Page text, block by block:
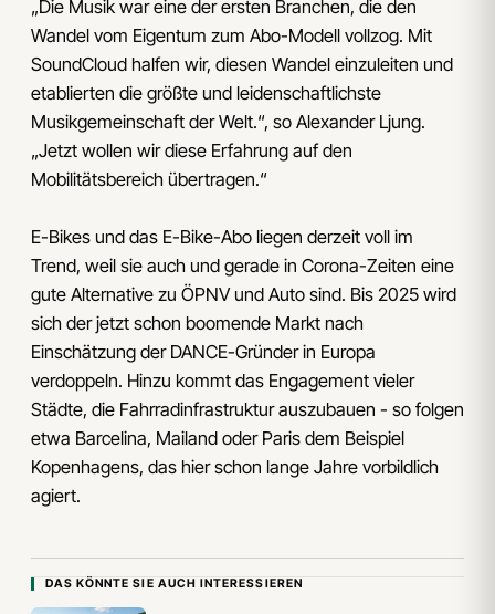
„Die Musik war eine der ersten Branchen, die den
Wandel vom Eigentum zum Abo-Modell vollzog. Mit
SoundCloud halfen wir, diesen Wandel einzuleiten und
etablierten die größte und leidenschaftlichste
Musikgemeinschaft der Welt.“, so Alexander Ljung.
„Jetzt wollen wir diese Erfahrung auf den
Mobilitätsbereich übertragen.“
E-Bikes und das E-Bike-Abo liegen derzeit voll im
Trend, weil sie auch und gerade in Corona-Zeiten eine
gute Alternative zu ÖPNV und Auto sind. Bis 2025 wird
sich der jetzt schon boomende Markt nach
Einschätzung der DANCE-Gründer in Europa
verdoppeln. Hinzu kommt das Engagement vieler
Städte, die Fahrradinfrastruktur auszubauen - so folgen
etwa Barcelina, Mailand oder Paris dem Beispiel
Kopenhagens, das hier schon lange Jahre vorbildlich
agiert.
DAS KÖNNTE SIE AUCH INTERESSIEREN